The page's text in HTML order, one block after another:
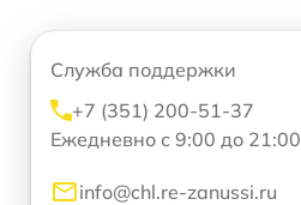
Служба поддержки
+7 (351) 200-51-37
Ежедневно с 9:00 до 21:00
info@chl.re-zanussi.ru